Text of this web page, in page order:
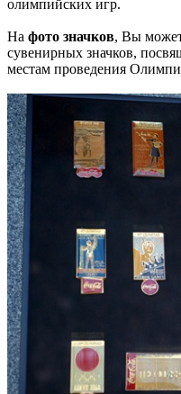
олимпийских игр.
На фото значков, Вы
сувенирных значков,
местам проведения